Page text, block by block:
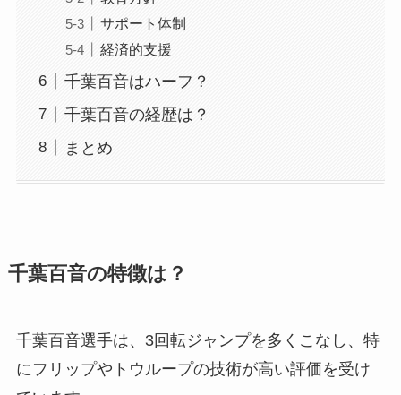
サポート体制
経済的支援
千葉百音はハーフ？
千葉百音の経歴は？
まとめ
千葉百音の特徴は？
千葉百音選手は、3回転ジャンプを多くこなし、特
にフリップやトウループの技術が高い評価を受け